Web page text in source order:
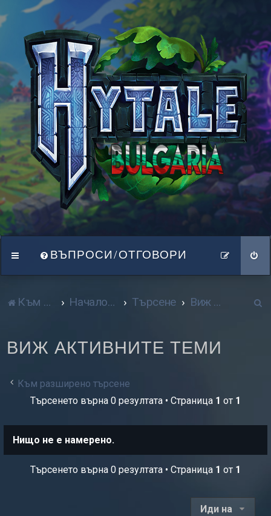
ВЪПРОСИ/ОТГОВОРИ
Към сайта Начало форум Търсене Виж активните теми
ВИЖ АКТИВНИТЕ ТЕМИ
Към разширено търсене
Търсенето върна 0 резултата • Страница 1 от 1
Нищо не е намерено.
Търсенето върна 0 резултата • Страница 1 от 1
Иди на